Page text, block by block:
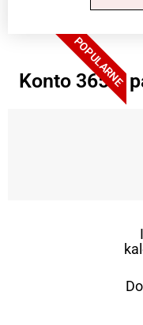
POPULARNE
Konto 365 +